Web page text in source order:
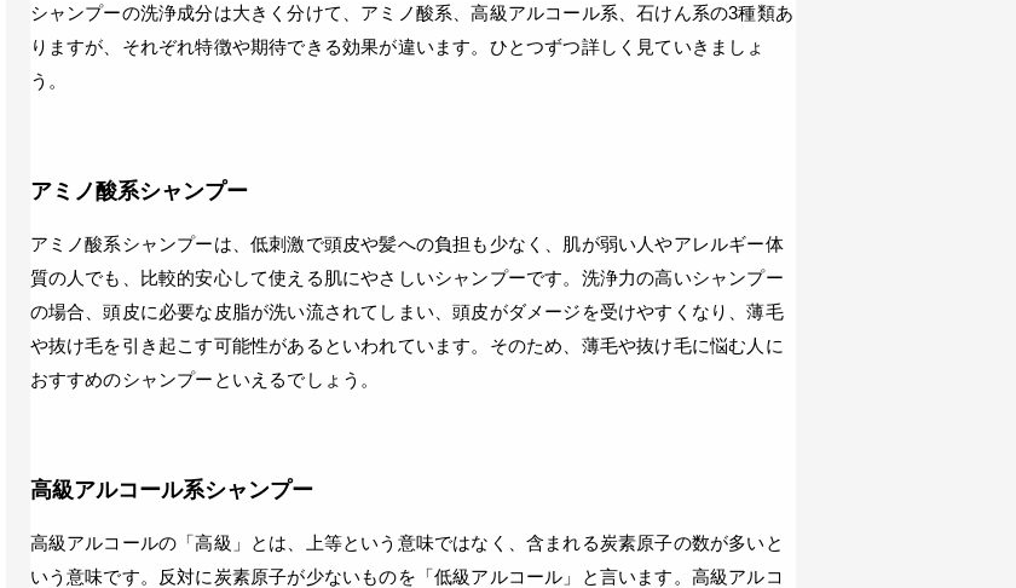
シャンプーの洗浄成分は大きく分けて、アミノ酸系、高級アルコール系、石けん系の3種類あ
りますが、それぞれ特徴や期待できる効果が違います。ひとつずつ詳しく見ていきましょ
う。
アミノ酸系シャンプー
アミノ酸系シャンプーは、低刺激で頭皮や髪への負担も少なく、肌が弱い人やアレルギー体
質の人でも、比較的安心して使える肌にやさしいシャンプーです。洗浄力の高いシャンプー
の場合、頭皮に必要な皮脂が洗い流されてしまい、頭皮がダメージを受けやすくなり、薄毛
や抜け毛を引き起こす可能性があるといわれています。そのため、薄毛や抜け毛に悩む人に
おすすめのシャンプーといえるでしょう。
高級アルコール系シャンプー
高級アルコールの「高級」とは、上等という意味ではなく、含まれる炭素原子の数が多いと
いう意味です。反対に炭素原子が少ないものを「低級アルコール」と言います。高級アルコ